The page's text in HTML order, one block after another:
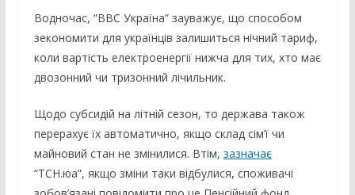
Водночас, “BBC Україна” зауважує, що способом
зекономити для українців залишиться нічний тариф,
коли вартість електроенергії нижча для тих, хто має
двозонний чи тризонний лічильник.
Щодо субсидій на літній сезон, то держава також
перерахує їх автоматично, якщо склад сім’ї чи
майновий стан не змінилися. Втім, зазначає
“ТСН.юа”, якщо зміни таки відбулися, споживачі